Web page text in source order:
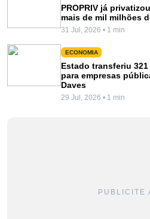
PROPRIV já
mais de mil milhões
31 Jul, 2026 • 1 min
ECONOMIA
Estado transferiu
para empresas
Daves
29 Jul, 2026 • 1 min
PUBLICITE